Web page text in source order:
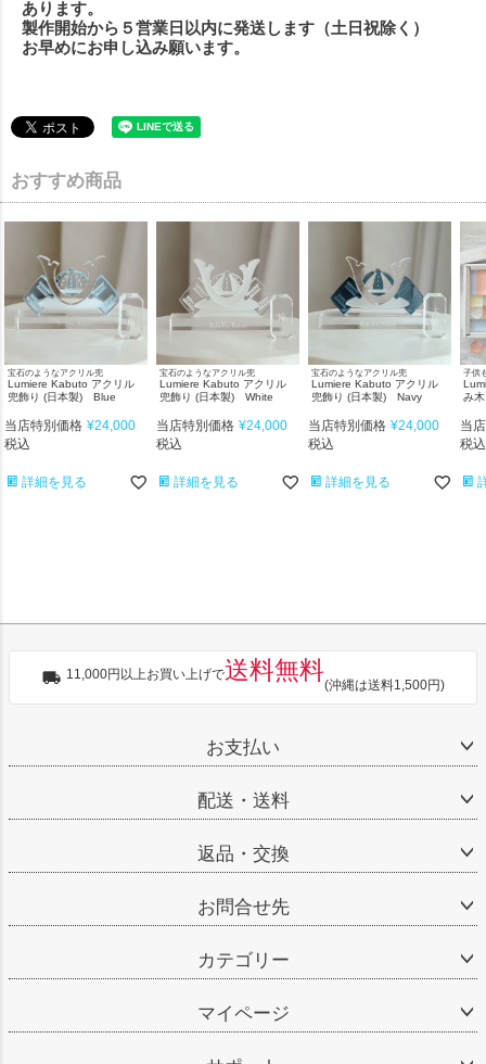
あります。
製作開始から５営業日以内に発送します（土日祝除く）
お早めにお申し込み願います。
おすすめ商品
宝石のようなアクリル兜
Lumiere Kabuto アクリル
兜飾り (日本製) Blue
当店特別価格 ¥24,000
税込
詳細を見る
宝石のようなアクリル兜
Lumiere Kabuto アクリル
兜飾り (日本製) White
当店特別価格 ¥24,000
税込
詳細を見る
宝石のようなアクリル兜
Lumiere Kabuto アクリル
兜飾り (日本製) Navy
当店特別価格 ¥24,000
税込
詳細を見る
子供
み
当
税込
11,000円以上お買い上げで送料無料
(沖縄は送料1,500円)
お支払い
配送・送料
返品・交換
お問合せ先
カテゴリー
マイページ